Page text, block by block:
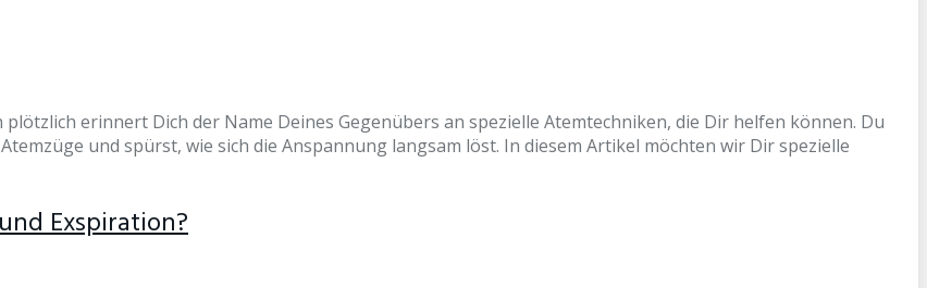
erinnert Dich der Name Deines Gegenübers an spezielle Atemtechniken, die Dir helfen können. Du
und spürst, wie sich die Anspannung langsam löst. In diesem Artikel möchten wir Dir spezielle
Exspiration?